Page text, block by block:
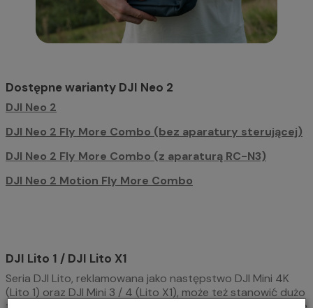
Dostępne warianty DJI Neo 2
DJI Neo 2
DJI Neo 2 Fly More Combo (bez aparatury sterującej)
DJI Neo 2 Fly More Combo (z aparaturą RC-N3)
DJI Neo 2 Motion Fly More Combo
DJI Lito 1 / DJI Lito X1
Seria DJI Lito, reklamowana jako następstwo DJI Mini 4K
(Lito 1) oraz DJI Mini 3 / 4 (Lito X1), może też stanowić dużo